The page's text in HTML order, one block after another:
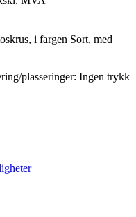
plasseringer: Ingen trykk